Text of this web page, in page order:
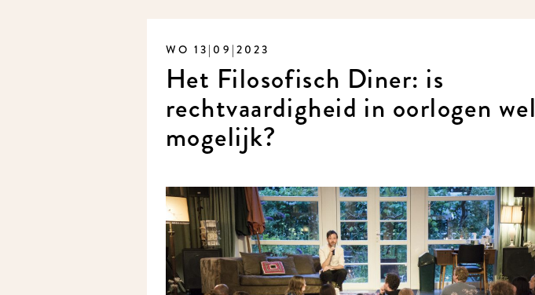
WO 13|09|2023
Het Filosofisch Diner: is
rechtvaardigheid in oorlogen wel
mogelijk?